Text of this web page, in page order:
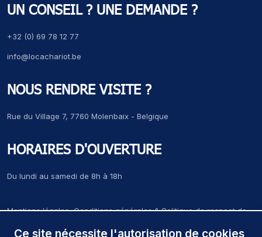
UN CONSEIL ? UNE DEMANDE ?
+32 (0) 69 78 12 77
info@locachariot.be
NOUS RENDRE VISITE ?
Rue du Village 7, 7760 Molenbaix - Belgique
HORAIRES D'OUVERTURE
Du lundi au samedi de 8h à 18h
Mentions légales, Conditions générales & Politique de respect de
Ce site nécessite l'autorisation de cookies